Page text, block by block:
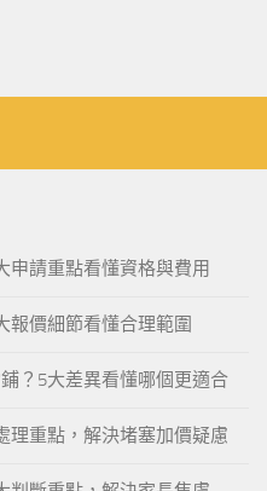
申請重點看懂資格與費用
報價細節看懂合理範圍
？5大差異看懂哪個更適合
理重點，解決堵塞加價疑慮